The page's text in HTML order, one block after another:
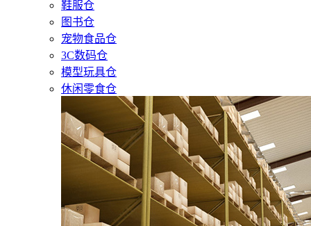
鞋服仓
图书仓
宠物食品仓
3C数码仓
模型玩具仓
休闲零食仓